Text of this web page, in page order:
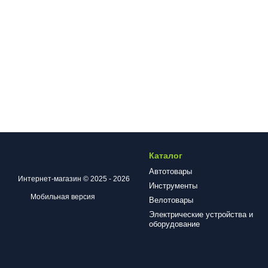
Интернет-магазин © 2025 - 2026
Мобильная версия
Каталог
Автотовары
Инструменты
Велотовары
Электрические устройства и
оборудование